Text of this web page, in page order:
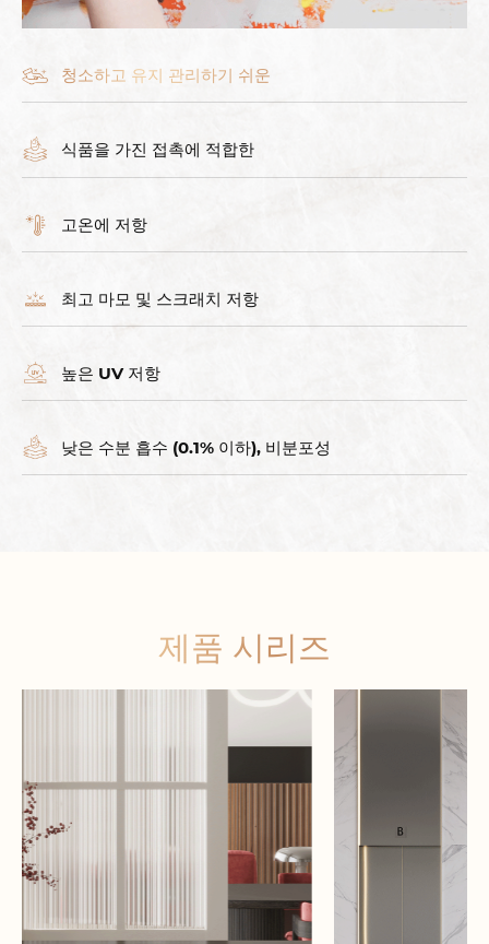
청소하고 유지 관리하기 쉬운
식품을 가진 접촉에 적합한
고온에 저항
최고 마모 및 스크래치 저항
높은 UV 저항
낮은 수분 흡수 (0.1% 이하), 비분포성
제품 시리즈